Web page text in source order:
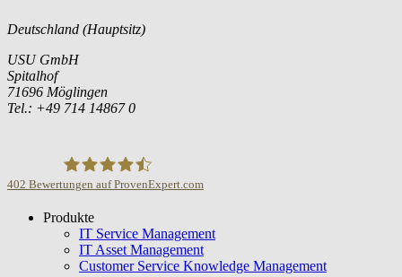
Deutschland (Hauptsitz)
USU GmbH
Spitalhof
71696 Möglingen
Tel.: +49 714 14867 0
USU GmbH
402 Bewertungen auf ProvenExpert.com
Produkte
IT Service Management
IT Asset Management
Customer Service Knowledge Management